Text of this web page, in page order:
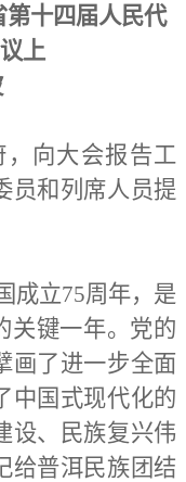
十四届人民代
上
向大会报告工
员和列席人员提
成立75周年，是
关键一年。党的
画了进一步全面
中国式现代化的
设、民族复兴伟
给普洱民族团结